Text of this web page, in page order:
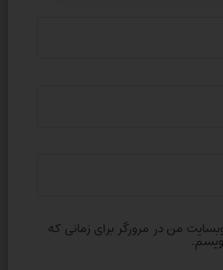
من در مرورگر برای زمانی که